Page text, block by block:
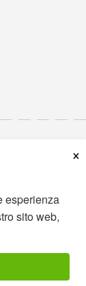
×
esperienza
sito web,
riguardo la